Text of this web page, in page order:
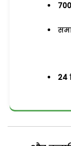
24